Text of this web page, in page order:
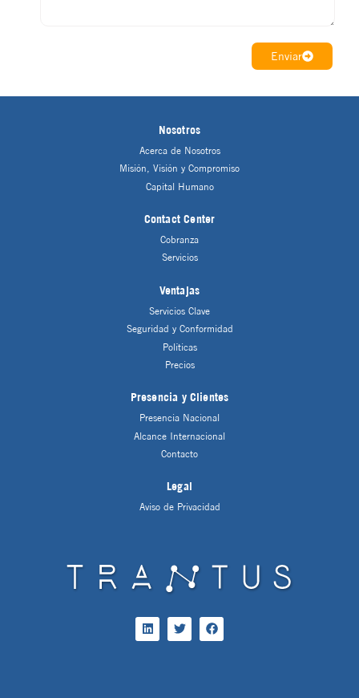
Enviar
Nosotros
Acerca de Nosotros
Misión, Visión y Compromiso
Capital Humano
Contact Center
Cobranza
Servicios
Ventajas
Servicios Clave
Seguridad y Conformidad
Políticas
Precios
Presencia y Clientes
Presencia Nacional
Alcance Internacional
Contacto
Legal
Aviso de Privacidad